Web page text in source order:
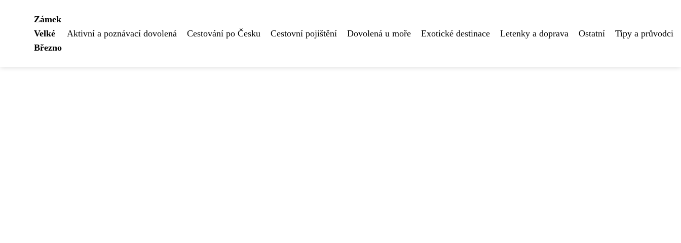
Zámek
Velké
Březno
Aktivní a poznávací dovolená Cestování po Česku Cestovní pojištění Dovolená u moře Exotické destinace Letenky a doprava Ostatní Tipy a průvodci